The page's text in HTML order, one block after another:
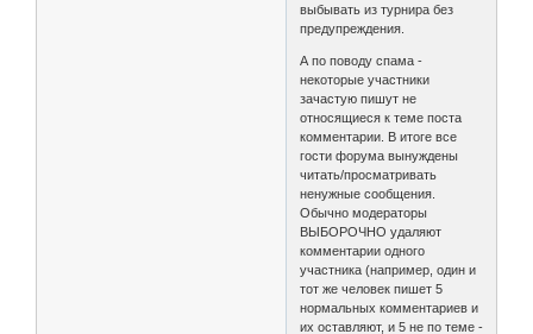
выбывать из турнира без
предупреждения.
А по поводу спама -
некоторые участники
зачастую пишут не
относящиеся к теме поста
комментарии. В итоге все
гости форума вынуждены
читать/просматривать
ненужные сообщения.
Обычно модераторы
ВЫБОРОЧНО удаляют
комментарии одного
участника (например, один и
тот же человек пишет 5
нормальных комментариев и
их оставляют, и 5 не по теме -